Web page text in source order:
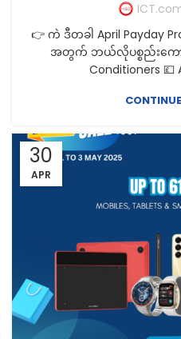
👉 ကဲ ဒီတခါ April Payday
အတွက် ဘယ်လိုပစ္စည်းကောင်
Conditioners 💷
30
APR